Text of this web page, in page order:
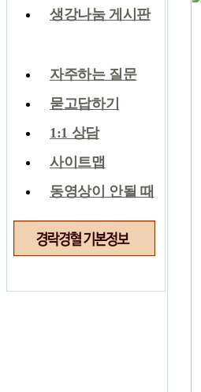
생강나눔 게시판
자주하는 질문
묻고답하기
1:1 상담
사이트맵
동영상이 안될 때